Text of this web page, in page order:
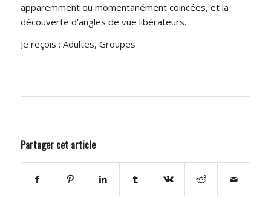
apparemment ou momentanément coincées, et la
découverte d’angles de vue libérateurs.
Je reçois : Adultes, Groupes
Partager cet article